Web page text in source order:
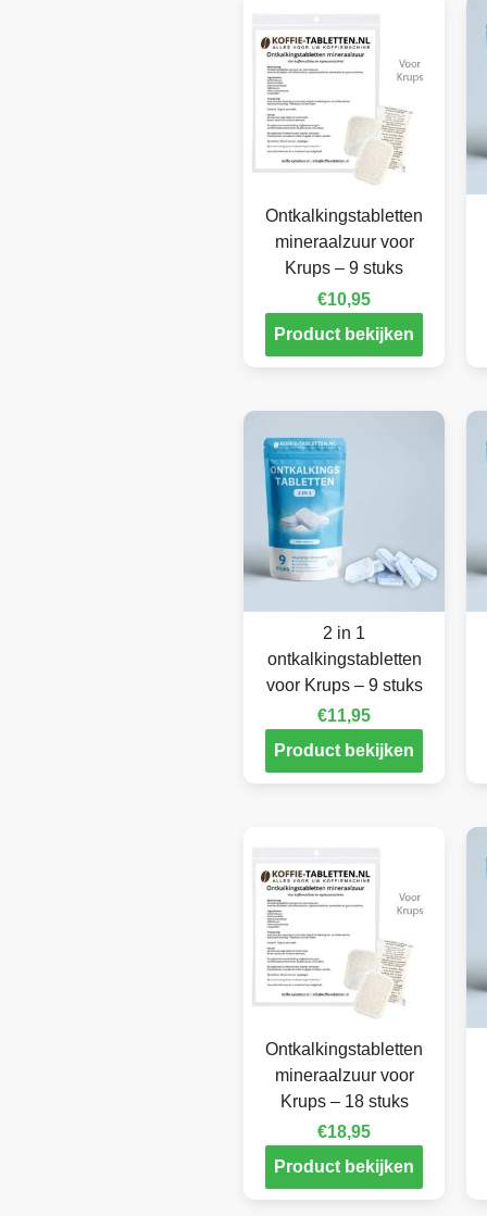
Ontkalkingstabletten
mineraalzuur voor
Krups – 9 stuks
€10,95
Product bekijken
2 in 1
ontkalkingstabletten
voor Krups – 9 stuks
€11,95
Product bekijken
Ontkalkingstabletten
mineraalzuur voor
Krups – 18 stuks
€18,95
Product bekijken